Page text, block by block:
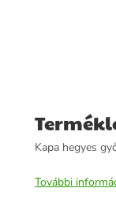
Kapa hegyes
További